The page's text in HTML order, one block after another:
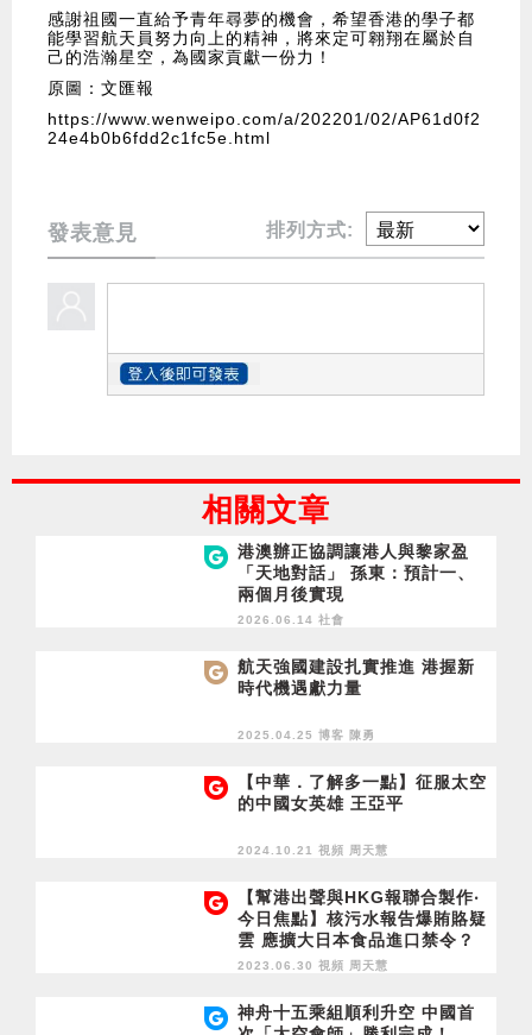
感謝祖國一直給予青年尋夢的機會，希望香港的學子都
能學習航天員努力向上的精神，將來定可翱翔在屬於自
己的浩瀚星空，為國家貢獻一份力！
原圖：文匯報
https://www.wenweipo.com/a/202201/02/AP61d0f2
24e4b0b6fdd2c1fc5e.html
發表意見 排列方式:
相關文章
港澳辦正協調讓港人與黎家盈
「天地對話」 孫東：預計一、
兩個月後實現
2026.06.14 社會
航天強國建設扎實推進 港握新
時代機遇獻力量
2025.04.25 博客 陳勇
【中華．了解多一點】征服太空
的中國女英雄 王亞平
2024.10.21 視頻 周天慧
【幫港出聲與HKG報聯合製作‧
今日焦點】核污水報告爆賄賂疑
雲 應擴大日本食品進口禁令？
港大修規程 防黃黑學生損校譽
2023.06.30 視頻 周天慧
神舟十五乘組順利升空 中國首